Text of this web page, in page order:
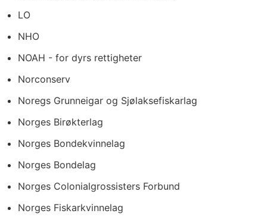
LO
NHO
NOAH - for dyrs rettigheter
Norconserv
Noregs Grunneigar og Sjølaksefiskarlag
Norges Birøkterlag
Norges Bondekvinnelag
Norges Bondelag
Norges Colonialgrossisters Forbund
Norges Fiskarkvinnelag